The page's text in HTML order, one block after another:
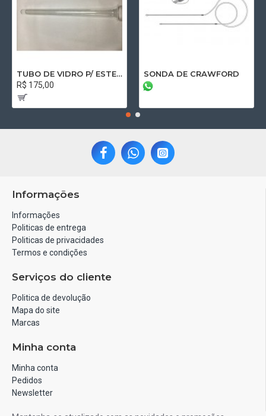
TUBO DE VIDRO P/ ESTERILIZAÇÃO DE NASOFIBROSCÓPIO TAM G 47cm x 3,5cm
R$ 175,00
SONDA DE CRAWFORD
Informações
Informações
Politicas de entrega
Politicas de privacidades
Termos e condições
Serviços do cliente
Politica de devolução
Mapa do site
Marcas
Minha conta
Minha conta
Pedidos
Newsletter